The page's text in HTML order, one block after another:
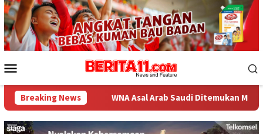
Loncat
ke
konten
Mobile
Breaking NewsWNA Asal Arab Saudi Ditemukan Meninggal di